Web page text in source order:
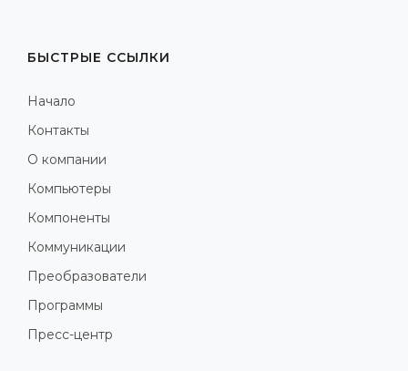
БЫСТРЫЕ ССЫЛКИ
Начало
Контакты
О компании
Компьютеры
Компоненты
Коммуникации
Преобразователи
Программы
Пресс-центр